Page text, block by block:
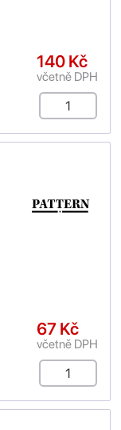
140 Kč
včetně DPH
67 Kč
včetně DPH